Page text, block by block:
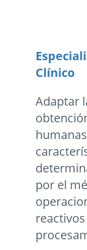
Clínico
Adaptar
por el